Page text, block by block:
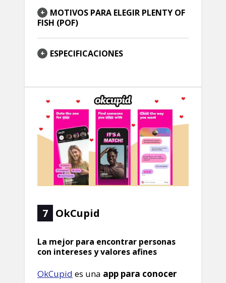
MOTIVOS PARA ELEGIR PLENTY OF
FISH (POF)
ESPECIFICACIONES
7 OkCupid
La mejor para encontrar personas
con intereses y valores afines
OkCupid es una app para conocer